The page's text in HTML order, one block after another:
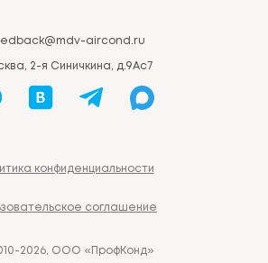
aircond.ru
2-я Синичкина, д.9Ас7
конфиденциальности
соглашение
2026, ООО «ПрофКонд»